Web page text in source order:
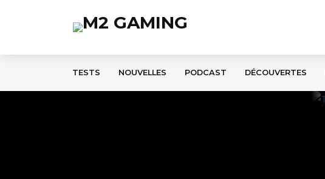
TESTS NOUVELLES PODCAST DÉCOUVERTES